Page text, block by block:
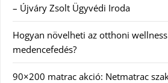
– Újváry Zsolt Ügyvédi Iroda
Hogyan növelheti az otthoni
medencefedés?
90×200 matrac akció: Netmatrac